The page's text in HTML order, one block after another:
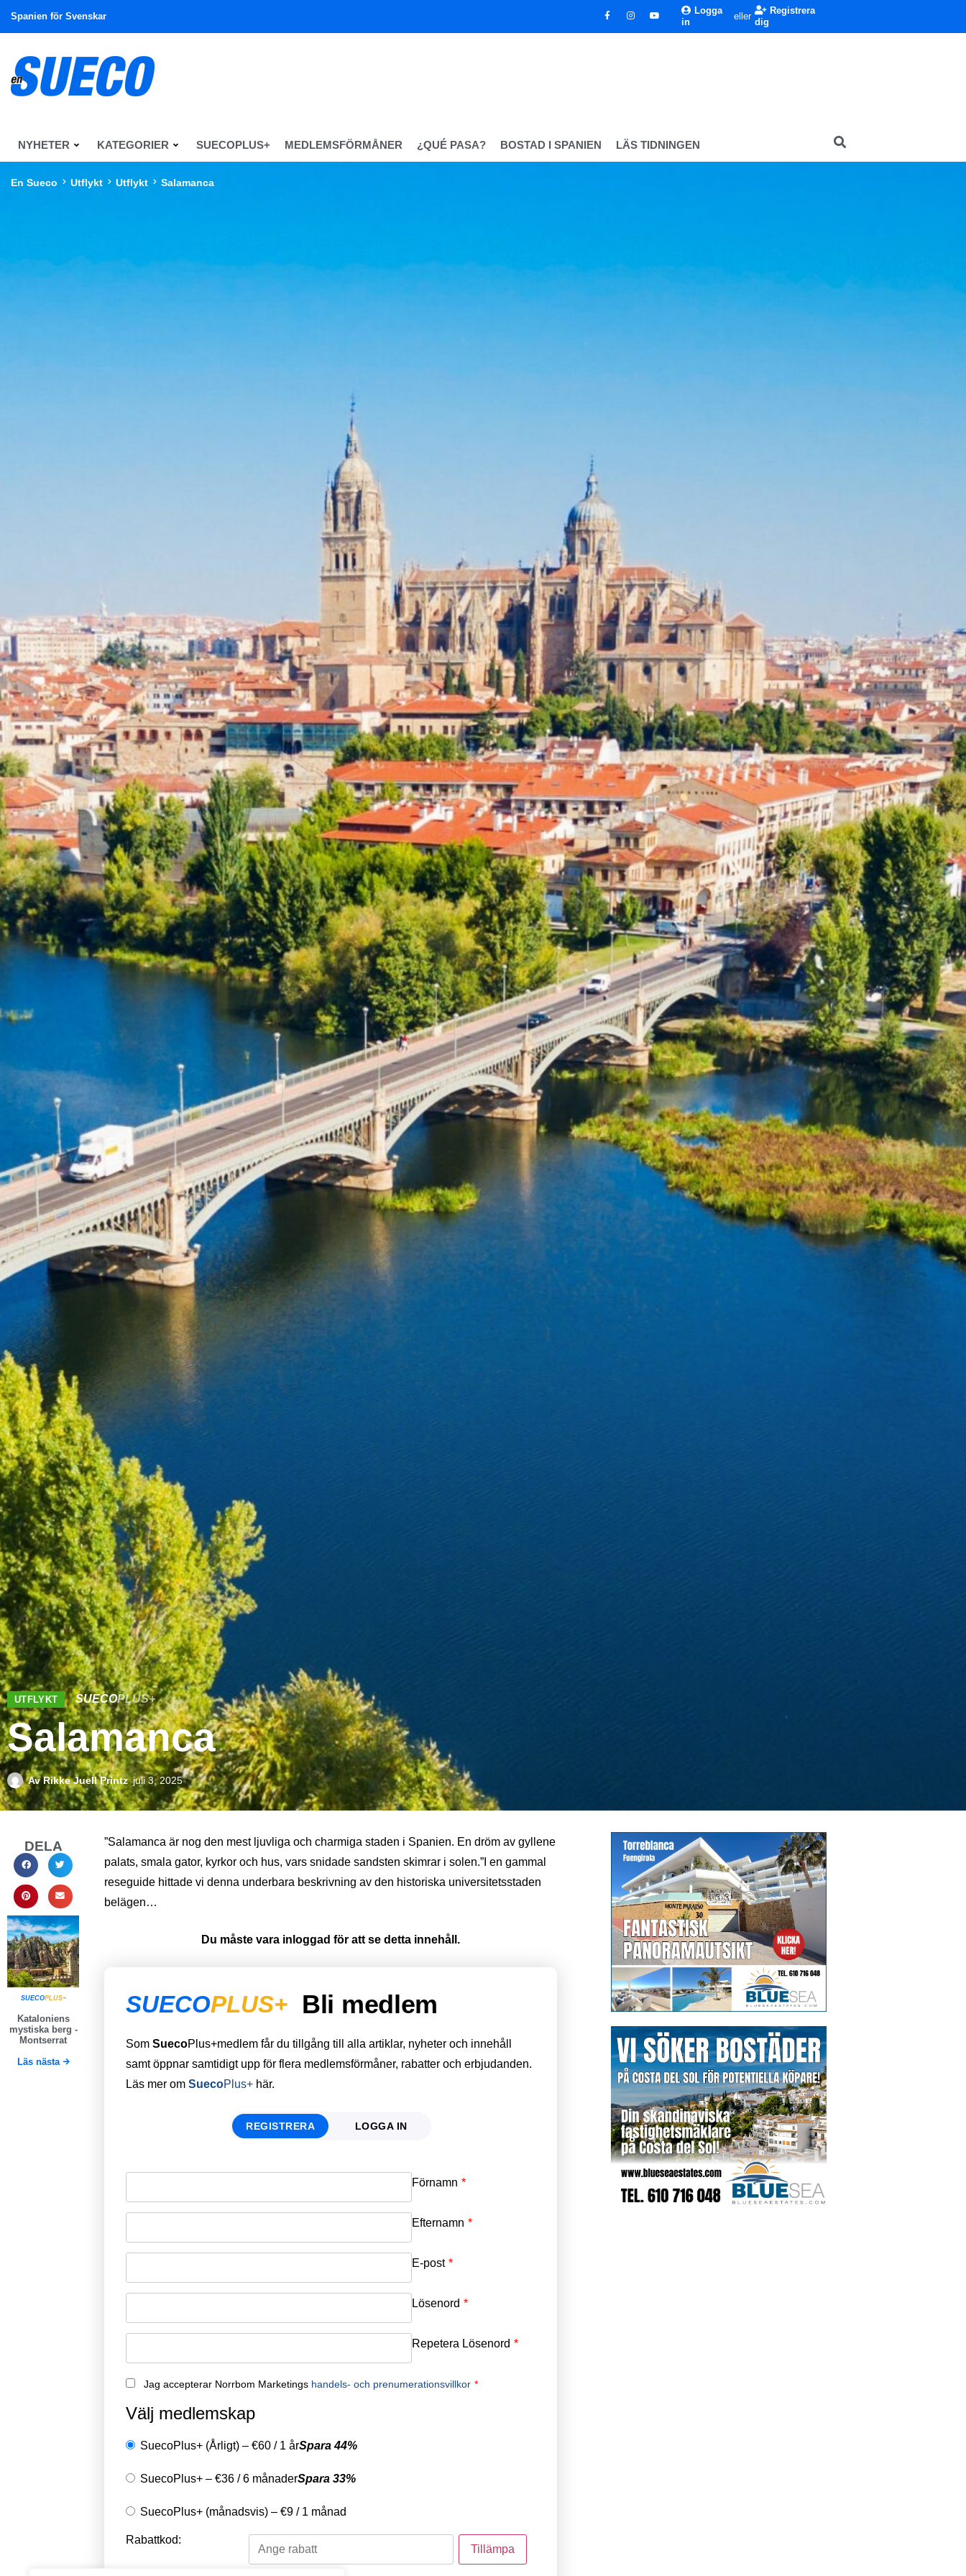
Spanien för Svenskar
Logga
in
eller
Registrera
dig
NYHETER KATEGORIER SUECOPLUS+ MEDLEMSFÖRMÅNER ¿QUÉ PASA? BOSTAD I SPANIEN LÄS TIDNINGEN
En Sueco Utflykt Utflykt Salamanca
UTFLYKT SUECOPLUS+
Salamanca
AvRikke Juell Printz juli 3, 2025
DELA
SUECOPLUS+
Kataloniens
mystiska berg -
Montserrat
Läs nästa
”Salamanca är nog den mest ljuvliga och charmiga staden i Spanien. En dröm av gyllene
palats, smala gator, kyrkor och hus, vars snidade sandsten skimrar i solen.”I en gammal
reseguide hittade vi denna underbara beskrivning av den historiska universitetsstaden
belägen…
Du måste vara inloggad för att se detta innehåll.
SUECOPLUS+ Bli medlem
Som SuecoPlus+medlem får du tillgång till alla artiklar, nyheter och innehåll
samt öppnar samtidigt upp för flera medlemsförmåner, rabatter och erbjudanden.
Läs mer om SuecoPlus+ här.
REGISTRERA LOGGA IN
Förnamn *
Efternamn *
E-post *
Lösenord *
Repetera Lösenord *
Jag accepterar Norrbom Marketings handels- och prenumerationsvillkor *
Välj medlemskap
SuecoPlus+ (Årligt) – €60 / 1 årSpara 44%
SuecoPlus+ – €36 /6 månaderSpara 33%
SuecoPlus+ (månadsvis) – €9 / 1 månad
Rabattkod:
Email
Password